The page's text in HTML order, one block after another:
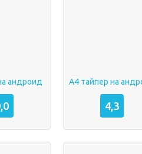
андроид А4 тайпер на
4,3